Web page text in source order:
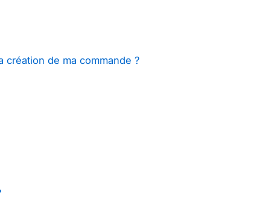
de ma commande ?